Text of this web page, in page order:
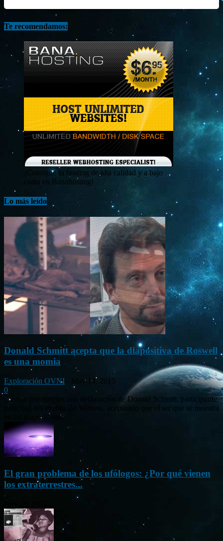
Te recomendamos:
¡Consigue tu hosting de alta calidad y a bajo
costo en Banahosting!
Lo más leído
Donald Schmitt acepta que la diapositiva de Roswell
es una momia
Exploración OVNI
May 14, 2015
0
Circula por internet una declaración de Donald Schmitt, participante
principal del evento Be Witness, aceptando que el ser que se muestra
en las diapositivas...
El gran problema de los ufólogos: ¿Por qué vienen
los extraterrestres...